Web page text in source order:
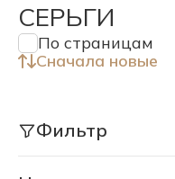
СЕРЬГИ
По страницам
Сначала новые
Фильтр